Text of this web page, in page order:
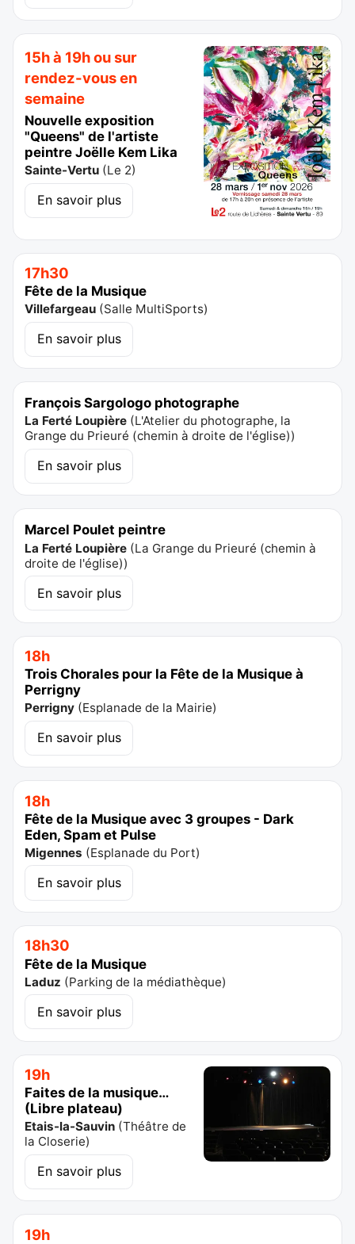
15h à 19h ou sur
rendez-vous en
semaine
Nouvelle exposition
"Queens" de l'artiste
peintre Joëlle Kem Lika
Sainte-Vertu (Le 2)
En savoir plus
17h30
Fête de la Musique
Villefargeau (Salle MultiSports)
En savoir plus
François Sargologo photographe
La Ferté Loupière (L'Atelier du photographe, la
Grange du Prieuré (chemin à droite de l'église))
En savoir plus
Marcel Poulet peintre
La Ferté Loupière (La Grange du Prieuré (chemin à
droite de l'église))
En savoir plus
18h
Trois Chorales pour la Fête de la Musique à
Perrigny
Perrigny (Esplanade de la Mairie)
En savoir plus
18h
Fête de la Musique avec 3 groupes - Dark
Eden, Spam et Pulse
Migennes (Esplanade du Port)
En savoir plus
18h30
Fête de la Musique
Laduz (Parking de la médiathèque)
En savoir plus
19h
Faites de la musique…
(Libre plateau)
Etais-la-Sauvin (Théâtre de
la Closerie)
En savoir plus
19h